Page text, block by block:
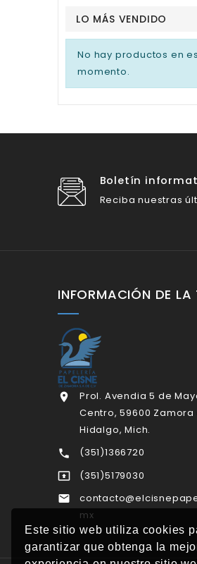
Este sitio web utiliza cookies
garantizar que obtenga la
LO MÁS VENDIDO
No hay productos en
momento.
Boletín
Reciba nuestras
INFORMACIÓN DE LA

Prol. Avendia 5 de
Centro, 59600 Zamora
Hidalgo, Mich.
 (351)1366720
 (351)5179030

mx